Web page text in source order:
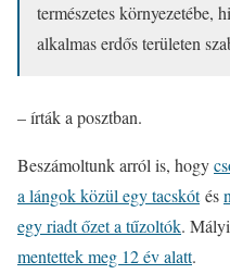
természetes környezetébe,
alkalmas erdős területen
– írták a posztban.
Beszámoltunk arról is, hogy
a lángok közül egy tacskótés
egy riadt őzet a tűzoltók.
mentettek meg 12 év alatt.